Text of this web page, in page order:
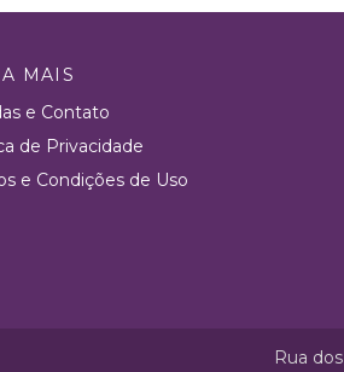
MAIS
e Contato
de Privacidade
e Condições de Uso
Rua